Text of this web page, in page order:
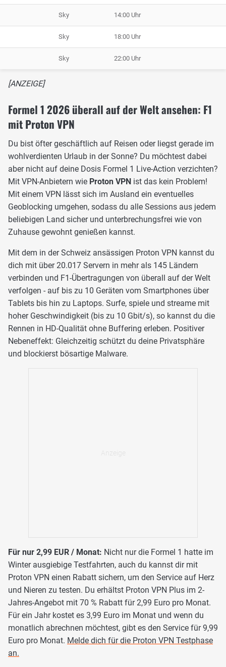
Sky 14:00 Uhr
Sky 18:00 Uhr
Sky 22:00 Uhr
[ANZEIGE]
Formel 1 2026 überall auf der Welt ansehen: F1
mit Proton VPN
Du bist öfter geschäftlich auf Reisen oder liegst gerade im
wohlverdienten Urlaub in der Sonne? Du möchtest dabei
aber nicht auf deine Dosis Formel 1 Live-Action verzichten?
Mit VPN-Anbietern wie Proton VPN ist das kein Problem!
Mit einem VPN lässt sich im Ausland ein eventuelles
Geoblocking umgehen, sodass du alle Sessions aus jedem
beliebigen Land sicher und unterbrechungsfrei wie von
Zuhause gewohnt genießen kannst.
Mit dem in der Schweiz ansässigen Proton VPN kannst du
dich mit über 20.017 Servern in mehr als 145 Ländern
verbinden und F1-Übertragungen von überall auf der Welt
verfolgen - auf bis zu 10 Geräten vom Smartphones über
Tablets bis hin zu Laptops. Surfe, spiele und streame mit
hoher Geschwindigkeit (bis zu 10 Gbit/s), so kannst du die
Rennen in HD-Qualität ohne Buffering erleben. Positiver
Nebeneffekt: Gleichzeitig schützt du deine Privatsphäre
und blockierst bösartige Malware.
Für nur 2,99 EUR / Monat: Nicht nur die Formel 1 hatte im
Winter ausgiebige Testfahrten, auch du kannst dir mit
Proton VPN einen Rabatt sichern, um den Service auf Herz
und Nieren zu testen. Du erhältst Proton VPN Plus im 2-
Jahres-Angebot mit 70 % Rabatt für 2,99 Euro pro Monat.
Für ein Jahr kostet es 3,99 Euro im Monat und wenn du
monatlich abrechnen möchtest, gibt es den Service für 9,99
Euro pro Monat. Melde dich für die Proton VPN Testphase
an.